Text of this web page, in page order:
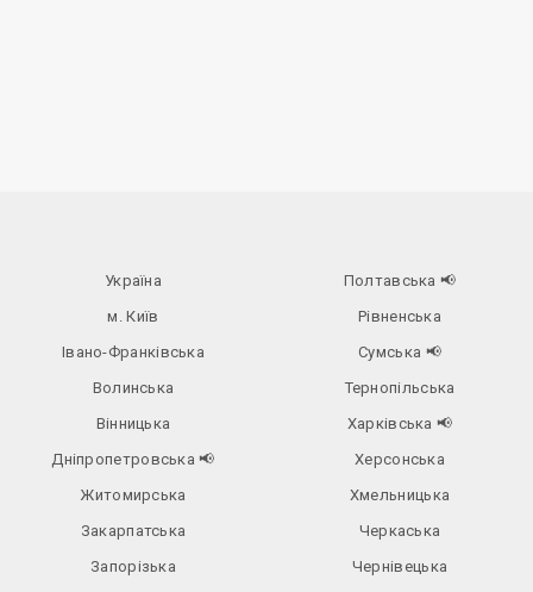
Україна
м. Київ
Івано-Франківська
Волинська
Вінницька
Дніпропетровська📢
Житомирська
Закарпатська
Запорізька
Полтавська 📢
Рівненська
Сумська 📢
Тернопільська
Харківська 📢
Херсонська
Хмельницька
Черкаська
Чернівецька